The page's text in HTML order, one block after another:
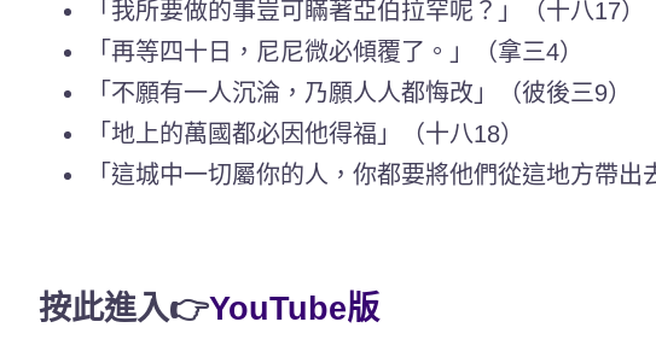
「我所要做的事豈可瞞著亞伯拉罕呢？」（十八17）
「再等四十日，尼尼微必傾覆了。」（拿三4）
「不願有一人沉淪，乃願人人都悔改」（彼後三9）
「地上的萬國都必因他得福」（十八18）
「這城中一切屬你的人，你都要將他們從這地方帶出
按此進入👉YouTube版